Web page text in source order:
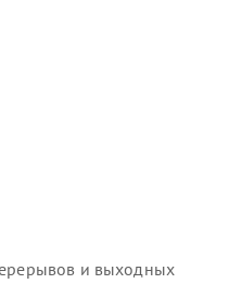
и выходных